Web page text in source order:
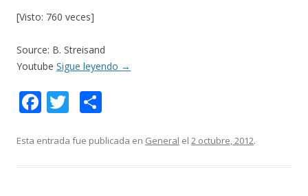
[Visto: 760 veces]
Source: B. Streisand
Youtube Sigue leyendo →
F
e
T
itt m
Esta entrada fue publicada en General el 2 octubre, 2012.